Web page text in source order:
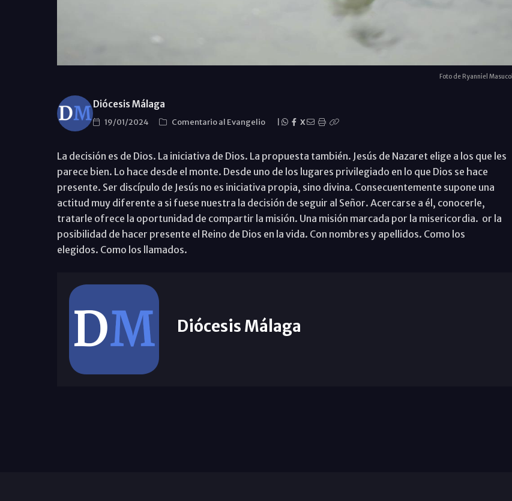
Foto de Ryanniel Masucol
Diócesis Málaga
19/01/2024 Comentario al Evangelio X
La decisión es de Dios. La iniciativa de Dios. La propuesta también. Jesús de Nazaret elige a los que les
parece bien. Lo hace desde el monte. Desde uno de los lugares privilegiado en lo que Dios se hace
presente. Ser discípulo de Jesús no es iniciativa propia, sino divina. Consecuentemente supone una
actitud muy diferente a si fuese nuestra la decisión de seguir al Señor. Acercarse a él, conocerle,
tratarle ofrece la oportunidad de compartir la misión. Una misión marcada por la misericordia. or la
posibilidad de hacer presente el Reino de Dios en la vida. Con nombres y apellidos. Como los
elegidos. Como los llamados.
Diócesis Málaga